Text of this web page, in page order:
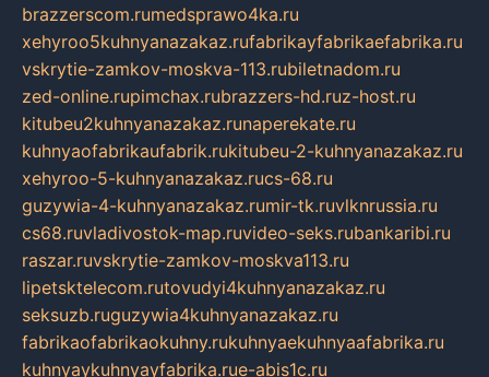
brazzerscom.rumedsprawo4ka.ru
xehyroo5kuhnyanazakaz.rufabrikayfabrikaefabrika.ru
vskrytie-zamkov-moskva-113.rubiletnadom.ru
zed-online.rupimchax.rubrazzers-hd.ruz-host.ru
kitubeu2kuhnyanazakaz.runaperekate.ru
kuhnyaofabrikaufabrik.rukitubeu-2-kuhnyanazakaz.ru
xehyroo-5-kuhnyanazakaz.rucs-68.ru
guzywia-4-kuhnyanazakaz.rumir-tk.ruvlknrussia.ru
cs68.ruvladivostok-map.ruvideo-seks.rubankaribi.ru
raszar.ruvskrytie-zamkov-moskva113.ru
lipetsktelecom.rutovudyi4kuhnyanazakaz.ru
seksuzb.ruguzywia4kuhnyanazakaz.ru
fabrikaofabrikaokuhny.rukuhnyaekuhnyaafabrika.ru
kuhnyaykuhnyayfabrika.rue-abis1c.ru